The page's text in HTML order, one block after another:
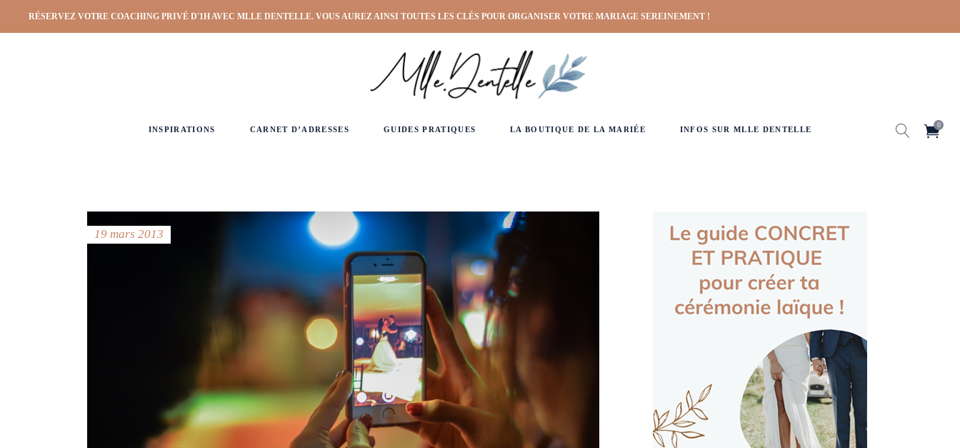
RÉSERVEZ VOTRE COACHING PRIVÉ D'1H AVEC MLLE DENTELLE. VOUS AUREZ AINSI TOUTES LES CLÉS POUR ORGANISER VOTRE MARIAGE SEREINEMENT !
INSPIRATIONS CARNET D’ADRESSES GUIDES PRATIQUES LA BOUTIQUE DE LA MARIÉE INFOS SUR MLLE DENTELLE
0
19 mars 2013